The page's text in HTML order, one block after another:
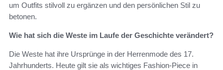
um Outfits stilvoll zu ergänzen und den persönlichen Stil zu
betonen.
Wie hat sich die Weste im Laufe der Geschichte verändert?
Die Weste hat ihre Ursprünge in der Herrenmode des 17.
Jahrhunderts. Heute gilt sie als wichtiges Fashion-Piece in